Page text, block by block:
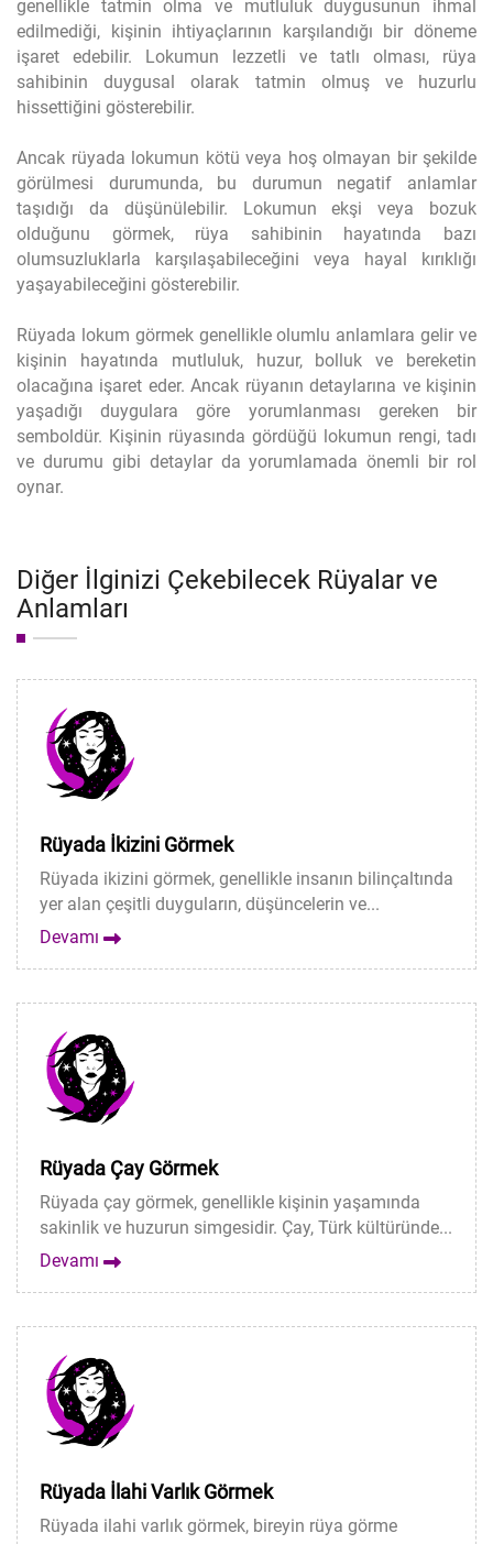
genellikle tatmin olma ve mutluluk duygusunun ihmal
edilmediği, kişinin ihtiyaçlarının karşılandığı bir döneme
işaret edebilir. Lokumun lezzetli ve tatlı olması, rüya
sahibinin duygusal olarak tatmin olmuş ve huzurlu
hissettiğini gösterebilir.
Ancak rüyada lokumun kötü veya hoş olmayan bir şekilde
görülmesi durumunda, bu durumun negatif anlamlar
taşıdığı da düşünülebilir. Lokumun ekşi veya bozuk
olduğunu görmek, rüya sahibinin hayatında bazı
olumsuzluklarla karşılaşabileceğini veya hayal kırıklığı
yaşayabileceğini gösterebilir.
Rüyada lokum görmek genellikle olumlu anlamlara gelir ve
kişinin hayatında mutluluk, huzur, bolluk ve bereketin
olacağına işaret eder. Ancak rüyanın detaylarına ve kişinin
yaşadığı duygulara göre yorumlanması gereken bir
semboldür. Kişinin rüyasında gördüğü lokumun rengi, tadı
ve durumu gibi detaylar da yorumlamada önemli bir rol
oynar.
Diğer İlginizi Çekebilecek Rüyalar ve
Anlamları
Rüyada İkizini Görmek
Rüyada ikizini görmek, genellikle insanın bilinçaltında
yer alan çeşitli duyguların, düşüncelerin ve...
Devamı
Rüyada Çay Görmek
Rüyada çay görmek, genellikle kişinin yaşamında
sakinlik ve huzurun simgesidir. Çay, Türk kültüründe...
Devamı
Rüyada İlahi Varlık Görmek
Rüyada ilahi varlık görmek, bireyin rüya görme